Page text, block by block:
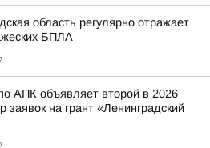
область регулярно отражает
БПЛА
АПК объявляет второй в 2026
заявок на грант «Ленинградский